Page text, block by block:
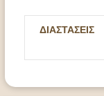
ΔΙΑΣΤΑΣΕΙΣ